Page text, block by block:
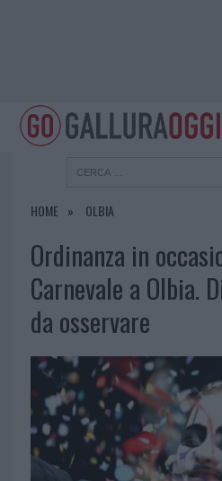
HOME OLBIA
Ordinanza in
Carnevale a Olbia.
da osservare